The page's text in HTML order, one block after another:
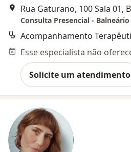
Consulta Presencial -
Acompanhamento
Solicite um atendimento